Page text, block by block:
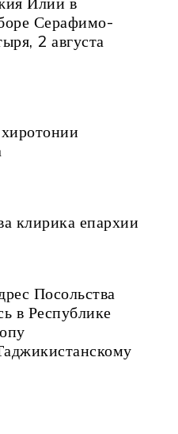
Серафимо-
2 августа
клирика епархии
Посольства
в Республике